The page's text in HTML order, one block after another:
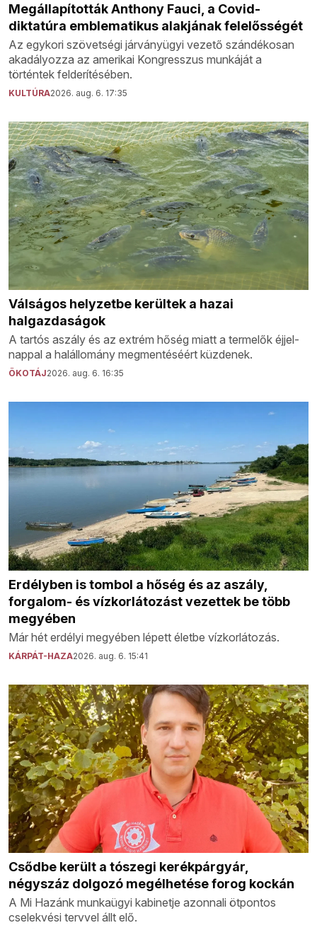
Megállapították Anthony Fauci, a Covid-
diktatúra emblematikus alakjának felelősségét
Az egykori szövetségi járványügyi vezető szándékosan
akadályozza az amerikai Kongresszus munkáját a
történtek felderítésében.
KULTÚRA2026. aug. 6. 17:35
Válságos helyzetbe kerültek a hazai
halgazdaságok
A tartós aszály és az extrém hőség miatt a termelők éjjel-
nappal a halállomány megmentéséért küzdenek.
ÖKOTÁJ2026. aug. 6. 16:35
Erdélyben is tombol a hőség és az aszály,
forgalom- és vízkorlátozást vezettek be több
megyében
Már hét erdélyi megyében lépett életbe vízkorlátozás.
KÁRPÁT-HAZA2026. aug. 6. 15:41
Csődbe került a tószegi kerékpárgyár,
négyszáz dolgozó megélhetése forog kockán
A Mi Hazánk munkaügyi kabinetje azonnali ötpontos
cselekvési tervvel állt elő.